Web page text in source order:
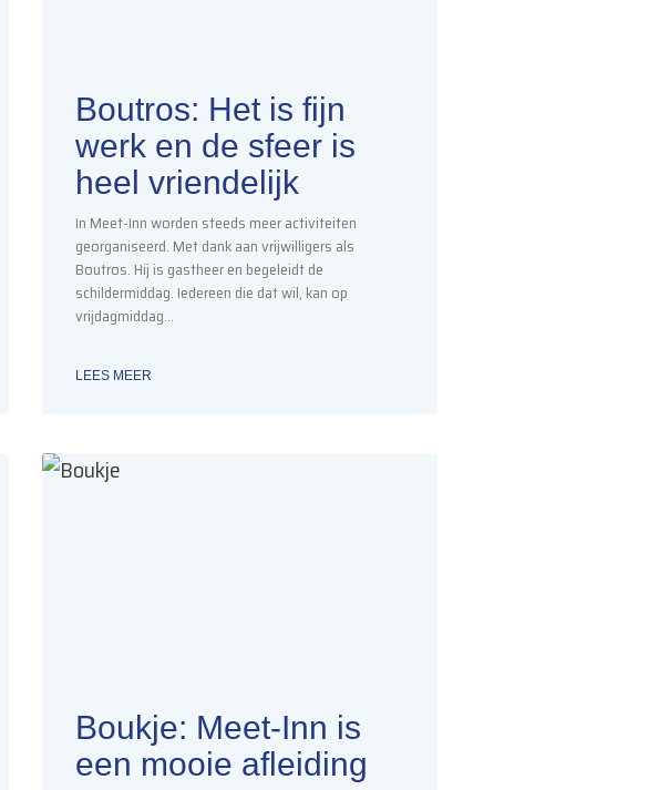
Boutros: Het is fijn
werk en de sfeer is
heel vriendelijk
In Meet-Inn worden steeds meer activiteiten
georganiseerd. Met dank aan vrijwilligers als
Boutros. Hij is gastheer en begeleidt de
schildermiddag. Iedereen die dat wil, kan op
vrijdagmiddag…
LEES MEER
Boukje: Meet-Inn is
een mooie afleiding